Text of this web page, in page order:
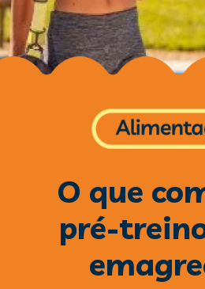
O que
pré-